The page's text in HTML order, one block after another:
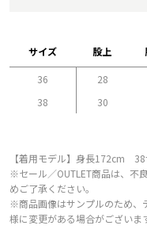
サイズ 股上
36 28
38
30
【着用モデル】身長172cm
※セール／OUTLET商品は、不
めご了承ください。
※商品画像はサンプルのため、
様に変更がある場合がございま